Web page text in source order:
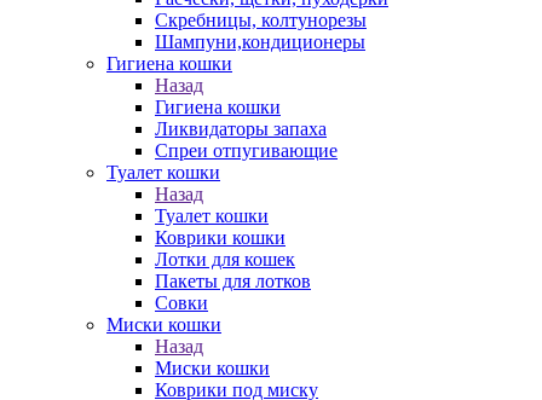
Скребницы, колтунорезы
Шампуни,кондиционеры
Гигиена кошки
Назад
Гигиена кошки
Ликвидаторы запаха
Спреи отпугивающие
Туалет кошки
Назад
Туалет кошки
Коврики кошки
Лотки для кошек
Пакеты для лотков
Совки
Миски кошки
Назад
Миски кошки
Коврики под миску